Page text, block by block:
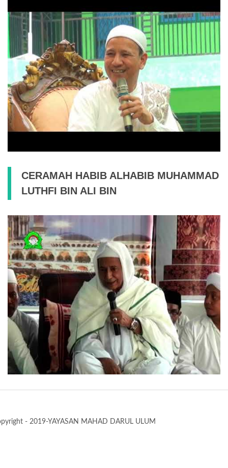
CERAMAH HABIB ALHABIB MUHAMMAD
LUTHFI BIN ALI BIN
- 2019-YAYASAN MAHAD DARUL ULUM